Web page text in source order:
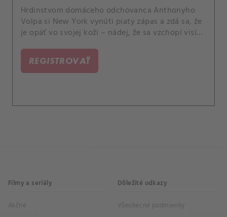
Hrdinstvom domáceho odchovanca Anthonyho
Volpa si New York vynúti piaty zápas a zdá sa, že
je opäť vo svojej koži – nádej, že sa vzchopí visí
REGISTROVAŤ
Filmy a seriály
Akčné
Dôležité odkazy
Všeobecné podmienky